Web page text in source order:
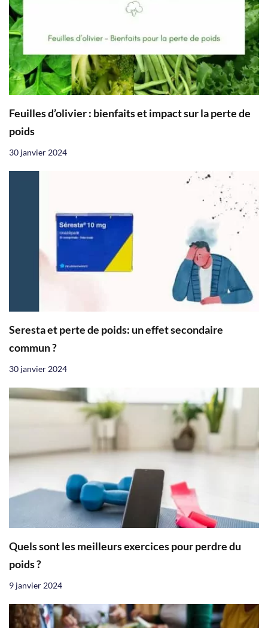
Feuilles d’olivier : bienfaits et impact sur la perte de
poids
30 janvier 2024
Seresta et perte de poids: un effet secondaire
commun ?
30 janvier 2024
Quels sont les meilleurs exercices pour perdre du
poids ?
9 janvier 2024